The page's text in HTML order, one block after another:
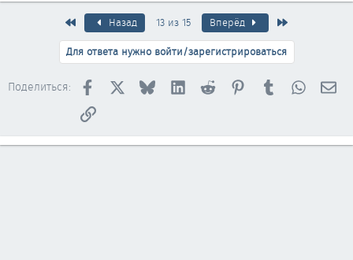
ПервыйНазад 13 из 15 Вперёд
Для ответа нужно войти/зарегистрироваться
Поделиться: Facebook BlueskyLinkedInReddit PinterestTumblr
Ссылка